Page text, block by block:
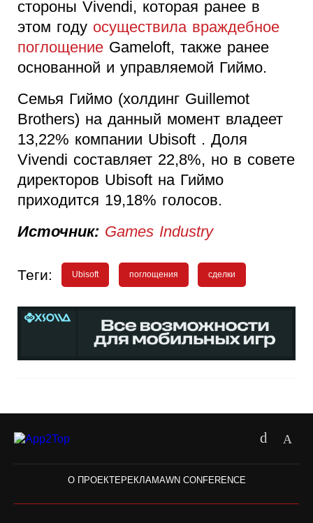
стороны Vivendi, которая ранее в
этом году осуществила враждебное
поглощение Gameloft, также ранее
основанной и управляемой Гиймо.
Семья Гиймо (холдинг Guillemot
Brothers) на данный момент владеет
13,22% компании Ubisoft . Доля
Vivendi составляет 22,8%, но в совете
директоров Ubisoft на Гиймо
приходится 19,18% голосов.
Источник: Games Industry
Теги: Ubisoft поглощения сделки
О ПРОЕКТЕ РЕКЛАМАWN CONFERENCE